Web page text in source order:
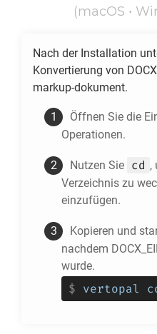
(macOS •
Nach der Installation
Konvertierung von DOCX
markup-dokument.
Öffnen Sie die
Operationen.
Nutzen Sie cd ,
Verzeichnis zu
einzufügen.
Kopieren und
nachdem
wurde.
$ vertopal